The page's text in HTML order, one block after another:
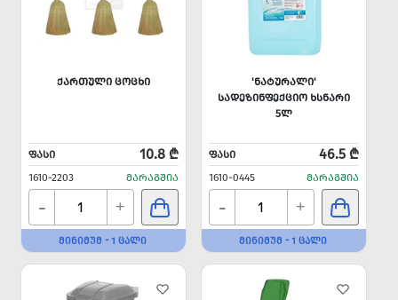
ᲥᲐᲠᲗᲣᲚᲘ ᲪᲝᲪᲮᲘ
ᲤᲐᲡᲘ 10.8 ₾
1610-2203 ᲛᲐᲠᲐᲒᲨᲘᲐ
- +
ᲛᲘᲜᲘᲛᲣᲛ - 1 ᲪᲐᲚᲘ
'ᲜᲐᲢᲣᲠᲐᲚᲘ'
ᲡᲐᲓᲔᲖᲘᲜᲤᲔᲥᲪᲘᲝ ᲮᲡᲜᲐᲠᲘ
5Ლ
ᲤᲐᲡᲘ 46.5 ₾
1610-0445 ᲛᲐᲠᲐᲒᲨᲘᲐ
- +
ᲛᲘᲜᲘᲛᲣᲛ - 1 ᲪᲐᲚᲘ